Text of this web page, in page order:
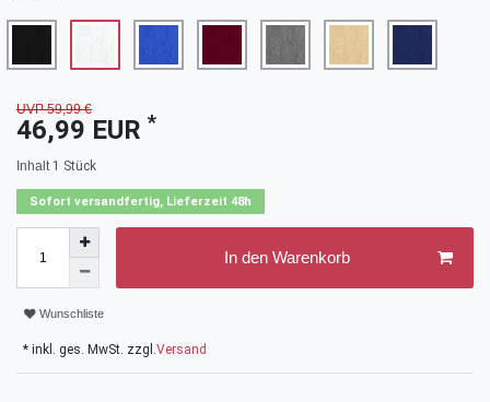
UVP 59,99 €
46,99 EUR *
Inhalt 1 Stück
Sofort versandfertig, Lieferzeit 48h
In den Warenkorb
Wunschliste
* inkl. ges. MwSt. zzgl. Versand